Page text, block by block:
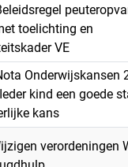
toelichting en
VE
Onderwijskansen
kind een goede
kans
verordeningen